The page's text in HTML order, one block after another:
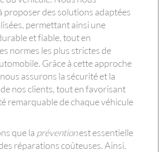
proposer des solutions adaptées
permettant ainsi une
et fiable, tout en
normes les plus strictes de
Grâce à cette approche
assurons la sécurité et la
nos clients, tout en favorisant
remarquable de chaque véhicule
que la préventionest essentielle
réparations coûteuses. Ainsi,